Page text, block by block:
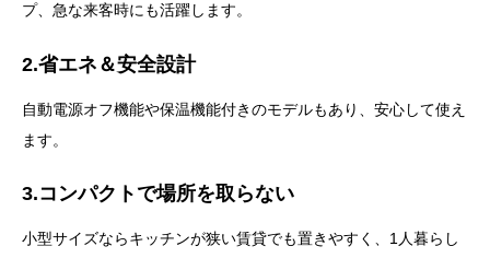
プ、急な来客時にも活躍します。
2.省エネ＆安全設計
自動電源オフ機能や保温機能付きのモデルもあり、安心して使え
ます。
3.コンパクトで場所を取らない
小型サイズならキッチンが狭い賃貸でも置きやすく、1人暮らし